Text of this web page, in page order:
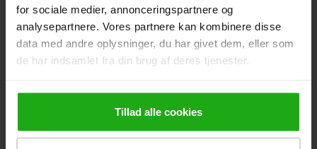
for sociale medier, annonceringspartnere og
analysepartnere. Vores partnere kan kombinere disse
data med andre oplysninger, du har givet dem, eller som
de har indsamlet fra din brug af deres tjenester.
Tillad alle cookies